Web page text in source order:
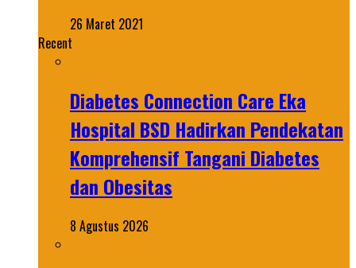
26 Maret 2021
Recent
Diabetes Connection Care Eka
Hospital BSD Hadirkan Pendekatan
Komprehensif Tangani Diabetes
dan Obesitas
8 Agustus 2026